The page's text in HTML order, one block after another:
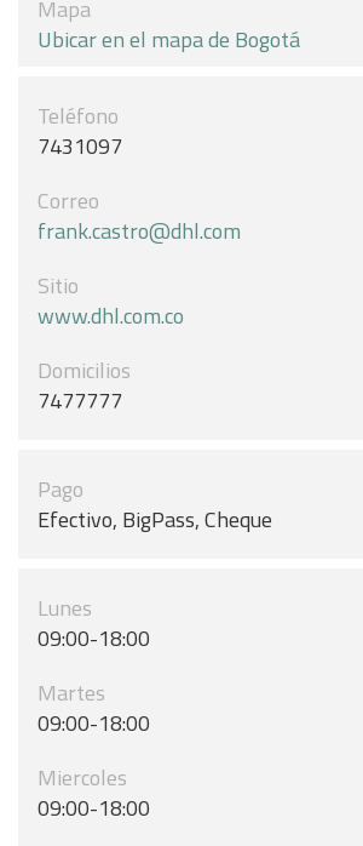
Mapa
Ubicar en el mapa de Bogotá
Teléfono
7431097
Correo
frank.castro@dhl.com
Sitio
www.dhl.com.co
Domicilios
7477777
Pago
Efectivo, BigPass, Cheque
Lunes
09:00-18:00
Martes
09:00-18:00
Miercoles
09:00-18:00